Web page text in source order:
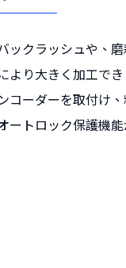
ックラッシュや、
より大きく加工で
コーダーを取付け
ートロック保護機能